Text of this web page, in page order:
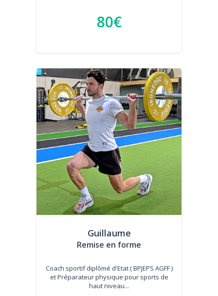
80€
Guillaume
Remise en forme
Coach sportif diplômé d'Etat ( BPJEPS AGFF )
et Préparateur physique pour sports de
haut niveau...